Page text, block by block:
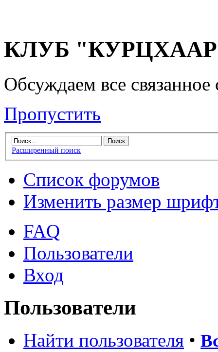
КЛУБ "КУРЦХААР"
Обсуждаем все
Пропустить
Расширенный поиск
Список форумов
Изменить размер
FAQ
Пользователи
Вход
Пользователи
Найти пользователя •